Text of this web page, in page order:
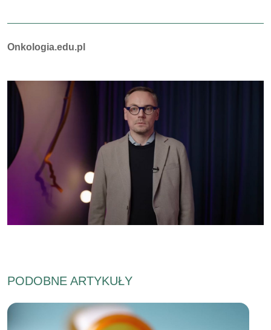
Autorzy:
Onkologia.edu.pl
PODOBNE ARTYKUŁY